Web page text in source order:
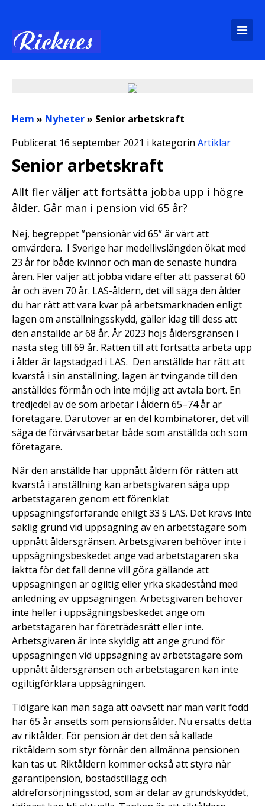
Hem » Nyheter» Senior arbetskraft
Publicerat 16 september 2021 i kategorin Artiklar
Senior arbetskraft
Allt fler väljer att fortsätta jobba upp i högre
ålder. Går man i pension vid 65 år?
Nej, begreppet ”pensionär vid 65” är värt att
omvärdera. I Sverige har medellivslängden ökat med
23 år för både kvinnor och män de senaste hundra
åren. Fler väljer att jobba vidare efter att passerat 60
år och även 70 år. LAS-åldern, det vill säga den ålder
du har rätt att vara kvar på arbetsmarknaden enligt
lagen om anställningsskydd, gäller idag till dess att
den anställde är 68 år. År 2023 höjs åldersgränsen i
nästa steg till 69 år. Rätten till att fortsätta arbeta upp
i ålder är lagstadgad i LAS. Den anställde har rätt att
kvarstå i sin anställning, lagen är tvingande till den
anställdes förmån och inte möjlig att avtala bort. En
tredjedel av de som arbetar i åldern 65–74 år är
företagare. Därutöver är en del kombinatörer, det vill
säga de förvärvsarbetar både som anställda och som
företagare.
När den anställde har uppnått åldern för rätten att
kvarstå i anställning kan arbetsgivaren säga upp
arbetstagaren genom ett förenklat
uppsägningsförfarande enligt 33 § LAS. Det krävs inte
saklig grund vid uppsägning av en arbetstagare som
uppnått åldersgränsen. Arbetsgivaren behöver inte i
uppsägningsbeskedet ange vad arbetstagaren ska
iaktta för det fall denne vill göra gällande att
uppsägningen är ogiltig eller yrka skadestånd med
anledning av uppsägningen. Arbetsgivaren behöver
inte heller i uppsägningsbeskedet ange om
arbetstagaren har företrädesrätt eller inte.
Arbetsgivaren är inte skyldig att ange grund för
uppsägningen vid uppsägning av arbetstagare som
uppnått åldersgränsen och arbetstagaren kan inte
ogiltigförklara uppsägningen.
Tidigare kan man säga att oavsett när man varit född
har 65 år ansetts som pensionsålder. Nu ersätts detta
av riktålder. För pension är det den så kallade
riktåldern som styr förnär den allmänna pensionen
kan tas ut. Riktåldern kommer också att styra när
garantipension, bostadstillägg och
äldreförsörjningsstöd, som är delar av grundskyddet,